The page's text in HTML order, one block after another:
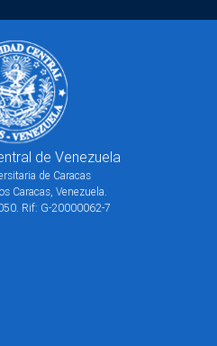
de Venezuela
de Caracas
Caracas, Venezuela.
Rif: G-20000062-7